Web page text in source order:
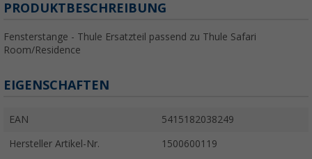
PRODUKTBESCHREIBUNG
Fensterstange - Thule Ersatzteil passend zu Thule Safari
Room/Residence
EIGENSCHAFTEN
EAN 5415182038249
Hersteller Artikel-Nr. 1500600119